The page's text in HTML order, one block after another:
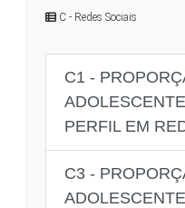
C - Redes Sociais
C1 -
PERFIL EM
C3 -